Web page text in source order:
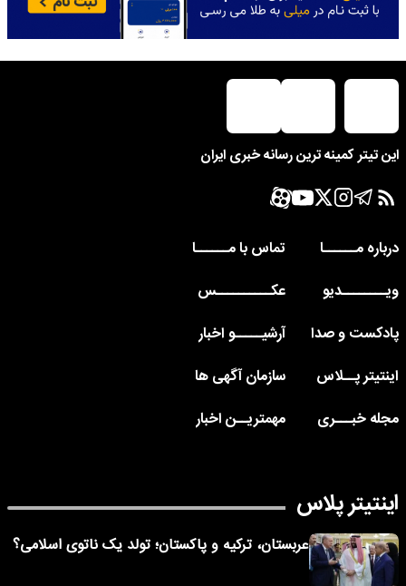
این تیتر کمینه ترین رسانه خبری ایران
درباره مــــــا
تماس با مــــــا
ویــــــــدیو
عکــــــــــس
پادکست و صدا
آرشیـــــو اخبار
اینتیتر پــلاس
سازمان آگهی ها
مجله خبـــری
مهمتریــن اخبار
اینتیتر پلاس
عربستان، ترکیه و پاکستان؛ تولد یک ناتوی اسلامی؟